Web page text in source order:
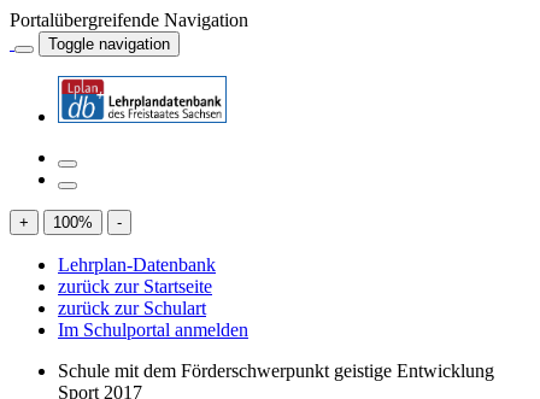
Portalübergreifende Navigation
Toggle navigation
+ 100% -
Lehrplan-Datenbank
zurück zur Startseite
zurück zur Schulart
Im Schulportal anmelden
Schule mit dem Förderschwerpunkt geistige Entwicklung
Sport 2017